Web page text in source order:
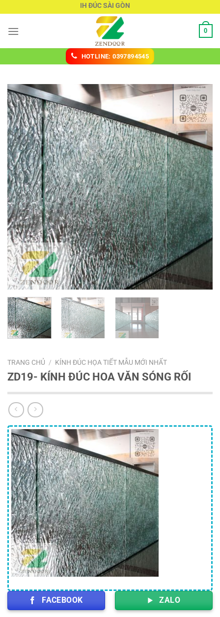
nội
KÍNH ĐÚC SÀI GÒN
0
HOTLINE: 0397894545
TRANG CHỦ / KÍNH ĐÚC HỌA TIẾT MẪU MỚI NHẤT
ZD19- KÍNH ĐÚC HOA VĂN SÓNG RỐI
FACEBOOK ZALO